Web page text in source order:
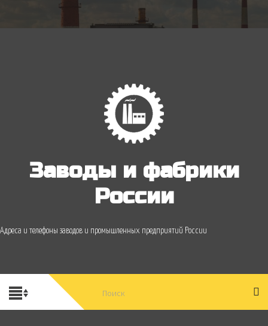
Заводы и фабрики
России
Адреса и телефоны заводов и промышленных предприятий России